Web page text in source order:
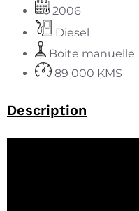
2006
Diesel
Boite manuelle
89 000 KMS
Description